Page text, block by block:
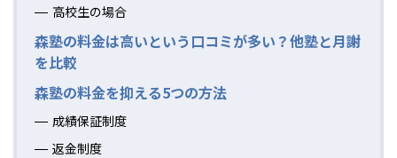
高校生の場合
森塾の料金は高いという口コミが多い？他塾と月謝
を比較
森塾の料金を抑える5つの方法
成績保証制度
返金制度